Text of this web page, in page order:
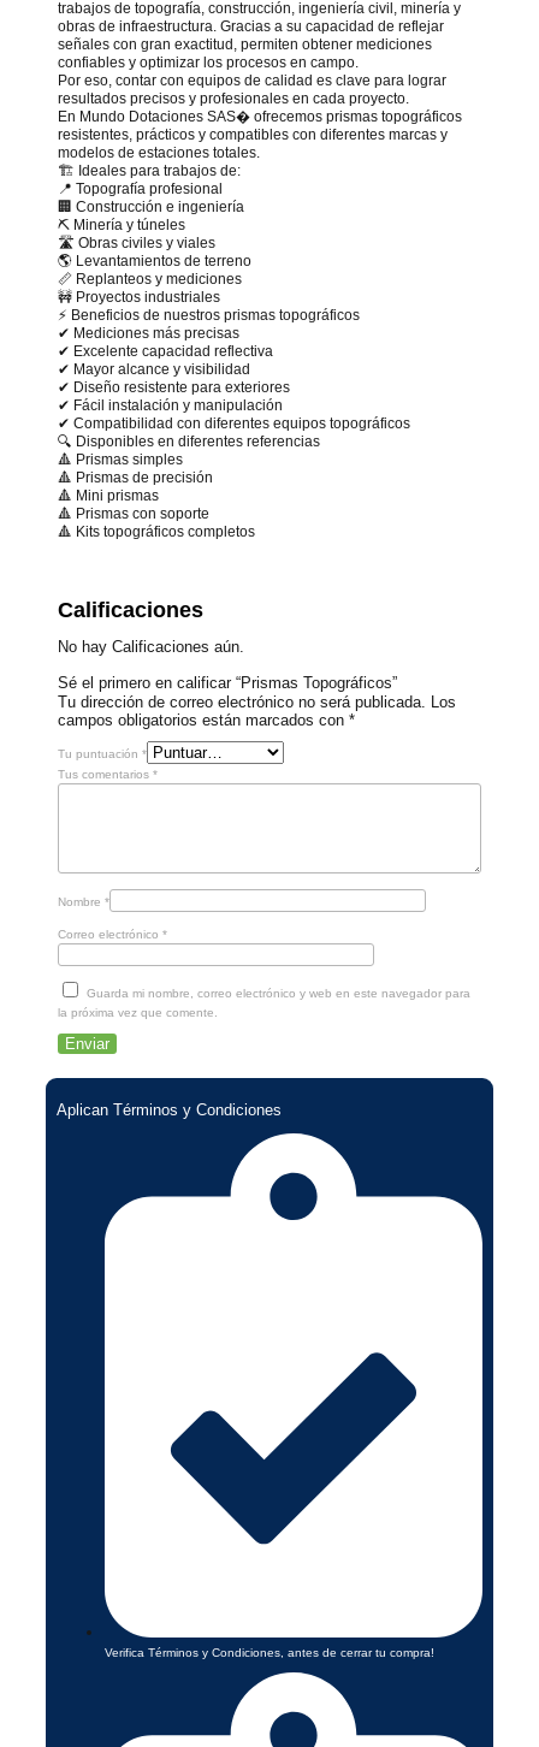
trabajos de topografía, construcción, ingeniería civil, minería y
obras de infraestructura. Gracias a su capacidad de reflejar
señales con gran exactitud, permiten obtener mediciones
confiables y optimizar los procesos en campo.
Por eso, contar con equipos de calidad es clave para lograr
resultados precisos y profesionales en cada proyecto.
En Mundo Dotaciones SAS⁠� ofrecemos prismas topográficos
resistentes, prácticos y compatibles con diferentes marcas y
modelos de estaciones totales.
🏗️ Ideales para trabajos de:
📍 Topografía profesional
🏢 Construcción e ingeniería
⛏️ Minería y túneles
🛣️ Obras civiles y viales
🌎 Levantamientos de terreno
📏 Replanteos y mediciones
🚧 Proyectos industriales
⚡ Beneficios de nuestros prismas topográficos
✔ Mediciones más precisas
✔ Excelente capacidad reflectiva
✔ Mayor alcance y visibilidad
✔ Diseño resistente para exteriores
✔ Fácil instalación y manipulación
✔ Compatibilidad con diferentes equipos topográficos
🔍 Disponibles en diferentes referencias
🔺 Prismas simples
🔺 Prismas de precisión
🔺 Mini prismas
🔺 Prismas con soporte
🔺 Kits topográficos completos
Calificaciones
No hay Calificaciones aún.
Sé el primero en calificar “Prismas Topográficos”
Tu dirección de correo electrónico no será publicada.
Los
campos obligatorios están marcados con *
Tu puntuación *
Tus comentarios *
Nombre *
Correo electrónico *
Guarda mi nombre, correo electrónico y web en este navegador para
la próxima vez que comente.
Aplican Términos y Condiciones
Verifica Términos y Condiciones, antes de cerrar tu compra!